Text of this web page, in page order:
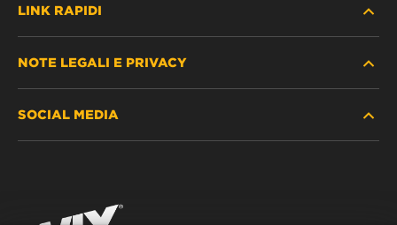
LINK RAPIDI
DOVE ACQUISTARE
CONTATTACI
NOTE LEGALI E PRIVACY
IMPRESSUM
SOCIAL MEDIA